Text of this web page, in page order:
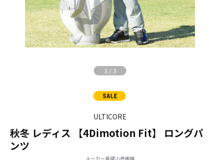
3 / 3
ULTICORE
秋冬 レディス 【4Dimotion Fit】 ロングパ
ンツ
メーカー希望小売価格